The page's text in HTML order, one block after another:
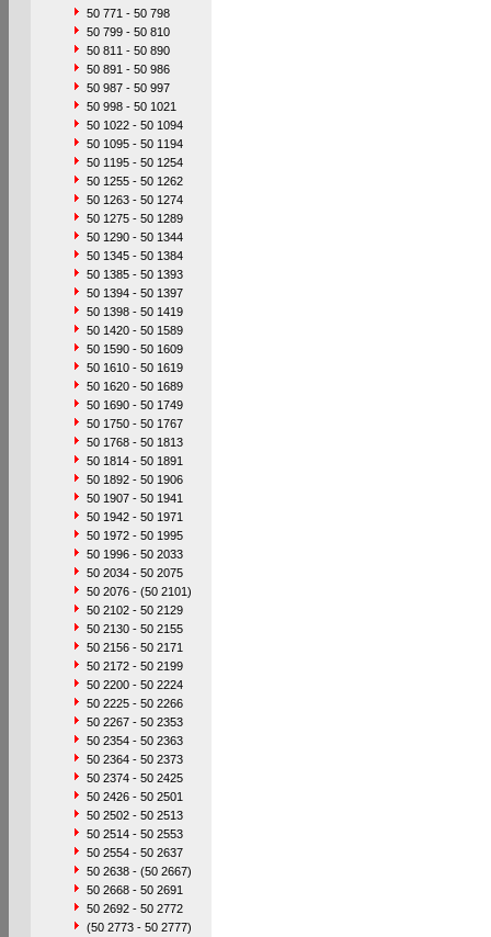
50 771 - 50 798
50 799 - 50 810
50 811 - 50 890
50 891 - 50 986
50 987 - 50 997
50 998 - 50 1021
50 1022 - 50 1094
50 1095 - 50 1194
50 1195 - 50 1254
50 1255 - 50 1262
50 1263 - 50 1274
50 1275 - 50 1289
50 1290 - 50 1344
50 1345 - 50 1384
50 1385 - 50 1393
50 1394 - 50 1397
50 1398 - 50 1419
50 1420 - 50 1589
50 1590 - 50 1609
50 1610 - 50 1619
50 1620 - 50 1689
50 1690 - 50 1749
50 1750 - 50 1767
50 1768 - 50 1813
50 1814 - 50 1891
50 1892 - 50 1906
50 1907 - 50 1941
50 1942 - 50 1971
50 1972 - 50 1995
50 1996 - 50 2033
50 2034 - 50 2075
50 2076 - (50 2101)
50 2102 - 50 2129
50 2130 - 50 2155
50 2156 - 50 2171
50 2172 - 50 2199
50 2200 - 50 2224
50 2225 - 50 2266
50 2267 - 50 2353
50 2354 - 50 2363
50 2364 - 50 2373
50 2374 - 50 2425
50 2426 - 50 2501
50 2502 - 50 2513
50 2514 - 50 2553
50 2554 - 50 2637
50 2638 - (50 2667)
50 2668 - 50 2691
50 2692 - 50 2772
(50 2773 - 50 2777)